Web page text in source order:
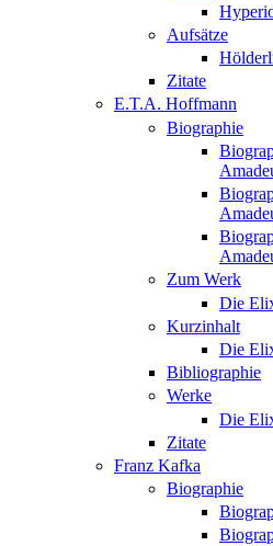
Aufsätze
Zitate
E.T.A. Hoffmann
Biographie
Zum Werk
Die
Kurzinhalt
Die
Bibliographie
Werke
Die
Zitate
Franz Kafka
Biographie